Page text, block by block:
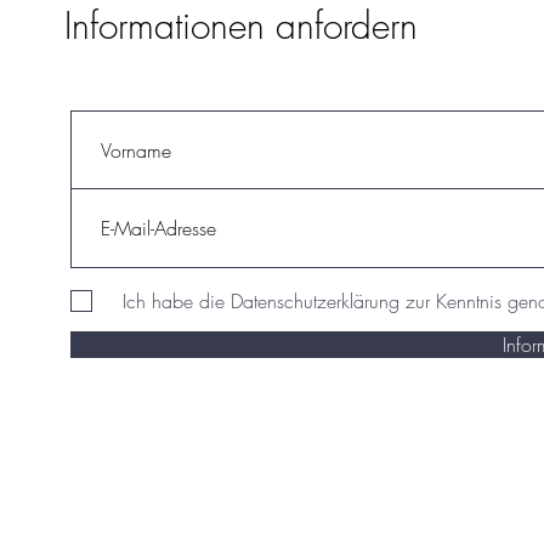
Informationen anfordern
Ich habe die Datenschutzerklärung zur Kenntnis